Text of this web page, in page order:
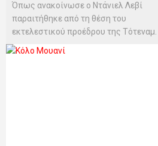
Όπως ανακοίνωσε ο Ντάνιελ Λεβί
παραιτήθηκε από τη θέση του
εκτελεστικού προέδρου της Τότεναμ.